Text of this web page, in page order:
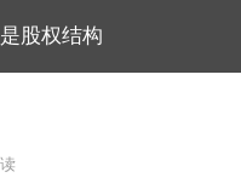
股权结构